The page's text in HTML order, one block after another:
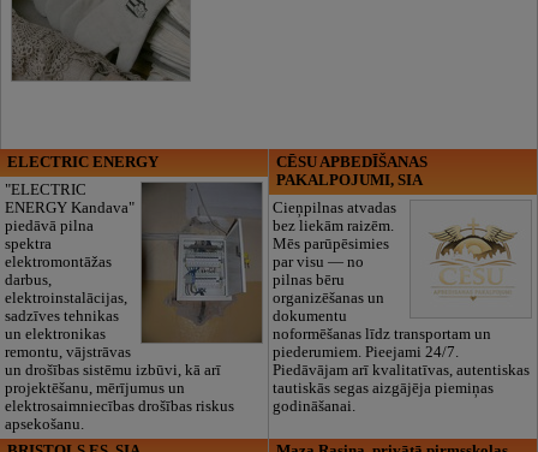
ELECTRIC ENERGY
"ELECTRIC
ENERGY Kandava"
piedāvā pilna
spektra
elektromontāžas
darbus,
elektroinstalācijas,
sadzīves tehnikas
un elektronikas
remontu, vājstrāvas
un drošības sistēmu izbūvi, kā arī
projektēšanu, mērījumus un
elektrosaimniecības drošības riskus
apsekošanu.
CĒSU APBEDĪŠANAS
PAKALPOJUMI, SIA
Cieņpilnas atvadas
bez liekām raizēm.
Mēs parūpēsimies
par visu — no
pilnas bēru
organizēšanas un
dokumentu
noformēšanas līdz transportam un
piederumiem. Pieejami 24/7.
Piedāvājam arī kvalitatīvas, autentiskas
tautiskās segas aizgājēja piemiņas
godināšanai.